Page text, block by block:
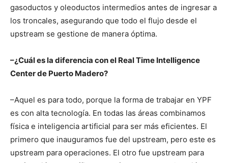
gasoductos y oleoductos intermedios antes de ingresar a
los troncales, asegurando que todo el flujo desde el
upstream se gestione de manera óptima.
–¿Cuál es la diferencia con el Real Time Intelligence
Center de Puerto Madero?
–Aquel es para todo, porque la forma de trabajar en YPF
es con alta tecnología. En todas las áreas combinamos
física e inteligencia artificial para ser más eficientes. El
primero que inauguramos fue del upstream, pero este es
upstream para operaciones. El otro fue upstream para